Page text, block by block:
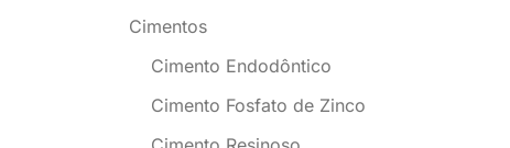
Cimentos
Cimento Endodôntico
Cimento Fosfato de Zinco